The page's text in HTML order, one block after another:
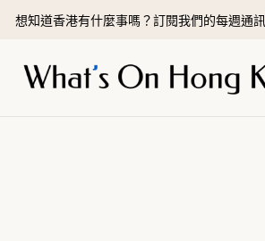
想知道香港有什麼事嗎？訂閱我們的每週通訊